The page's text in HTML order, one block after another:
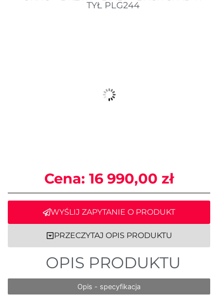
TYŁ PLG244
Cena: 16 990,00 zł
WYŚLIJ ZAPYTANIE O PRODUKT
PRZECZYTAJ OPIS PRODUKTU
OPIS PRODUKTU
Opis - specyfikacja